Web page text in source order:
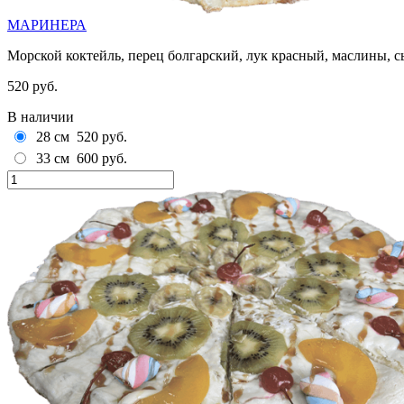
МАРИНЕРА
Морской коктейль, перец болгарский, лук красный, маслины,
520 руб.
В наличии
28 см 520 руб.
33 см 600 руб.